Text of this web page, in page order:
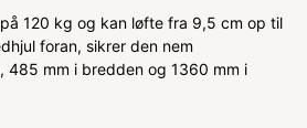
120 kg og kan løfte fra 9,5 cm op til
foran, sikrer den nem
485 mm i bredden og 1360 mm i